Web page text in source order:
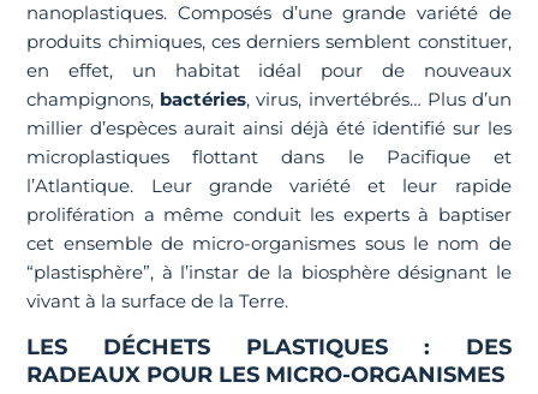
nanoplastiques. Composés d’une grande variété de
produits chimiques, ces derniers semblent constituer,
en effet, un habitat idéal pour de nouveaux
champignons, bactéries, virus, invertébrés… Plus d’un
millier d’espèces aurait ainsi déjà été identifié sur les
microplastiques flottant dans le Pacifique et
l’Atlantique. Leur grande variété et leur rapide
prolifération a même conduit les experts à baptiser
cet ensemble de micro-organismes sous le nom de
“plastisphère”, à l’instar de la biosphère désignant le
vivant à la surface de la Terre.
LES DÉCHETS PLASTIQUES : DES
RADEAUX POUR LES MICRO-ORGANISMES